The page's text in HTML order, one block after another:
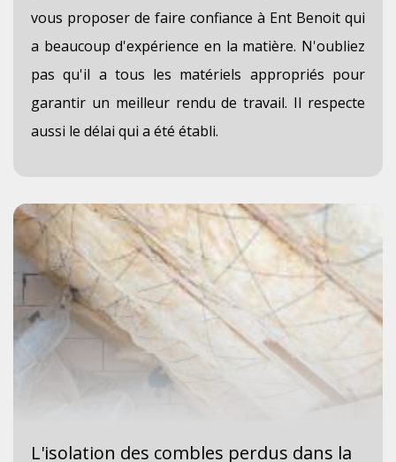
vous proposer de faire confiance à Ent Benoit qui
a beaucoup d'expérience en la matière. N'oubliez
pas qu'il a tous les matériels appropriés pour
garantir un meilleur rendu de travail. Il respecte
aussi le délai qui a été établi.
L'isolation des combles perdus dans la